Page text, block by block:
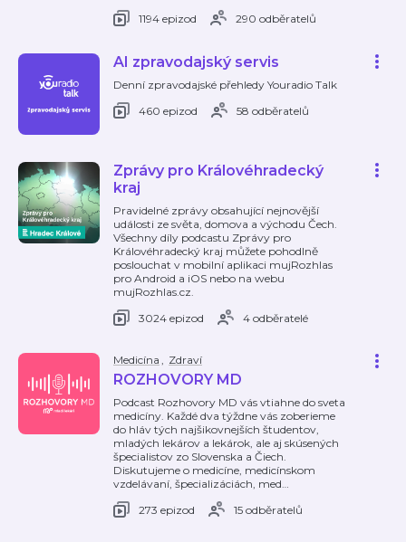
1194 epizod
290 odběratelů
AI zpravodajský servis
Denní zpravodajské přehledy Youradio Talk
460 epizod
58 odběratelů
Zprávy pro Královéhradecký
kraj
Pravidelné zprávy obsahující nejnovější
události ze světa, domova a východu Čech.
Všechny díly podcastu Zprávy pro
Královéhradecký kraj můžete pohodlně
poslouchat v mobilní aplikaci mujRozhlas
pro Android a iOS nebo na webu
mujRozhlas.cz.
3024 epizod
4 odběratelé
Medicína , Zdraví
ROZHOVORY MD
Podcast Rozhovory MD vás vtiahne do sveta
medicíny. Každé dva týždne vás zoberieme
do hláv tých najšikovnejších študentov,
mladých lekárov a lekárok, ale aj skúsených
špecialistov zo Slovenska a Čiech.
Diskutujeme o medicíne, medicínskom
vzdelávaní, špecializáciách, med…
273 epizod
15 odběratelů